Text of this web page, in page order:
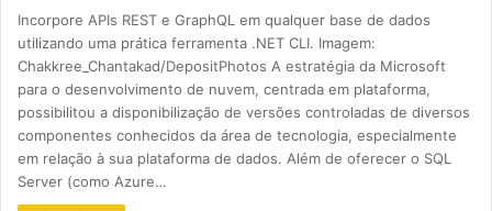
Incorpore APIs REST e GraphQL em qualquer base de dados
utilizando uma prática ferramenta .NET CLI. Imagem:
Chakkree_Chantakad/DepositPhotos A estratégia da Microsoft
para o desenvolvimento de nuvem, centrada em plataforma,
possibilitou a disponibilização de versões controladas de diversos
componentes conhecidos da área de tecnologia, especialmente
em relação à sua plataforma de dados. Além de oferecer o SQL
Server (como Azure…